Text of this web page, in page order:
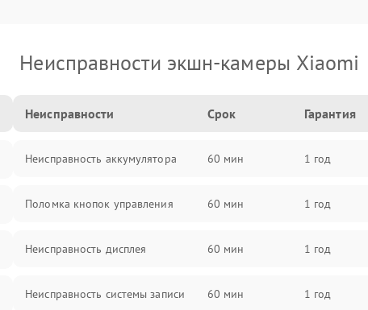
Неисправности экшн-камеры Xiaomi
Неисправности Срок Гарантия
Неисправность аккумулятора 60 мин 1 год
Поломка кнопок управления 60 мин 1 год
Неисправность дисплея 60 мин 1 год
Неисправность системы записи 60 мин 1 год